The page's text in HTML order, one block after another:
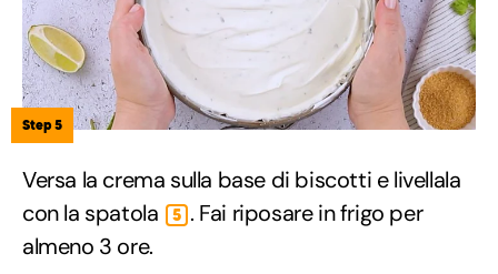
Step 5
Versa la crema sulla base di biscotti e livellala
con la spatola
5 . Fai riposare in frigo per
almeno 3 ore.